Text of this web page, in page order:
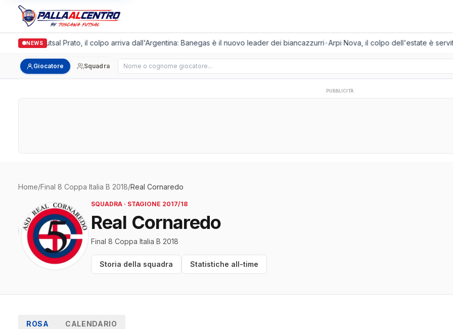
NEWS
Italgronda Futsal Prato, il colpo arriva dall'Argentina: Banegas è il nuovo leader dei biancazzurri•Arpi Nova, il colpo dell'estate è
Giocatore Squadra Cerca giocatore
PUBBLICITÀ
Home/Final 8 Coppa Italia B 2018/Real Cornaredo
SQUADRA · STAGIONE 2017/18
Real Cornaredo
Final 8 Coppa Italia B 2018
Storia della squadra Statistiche all-time
ROSA CALENDARIO